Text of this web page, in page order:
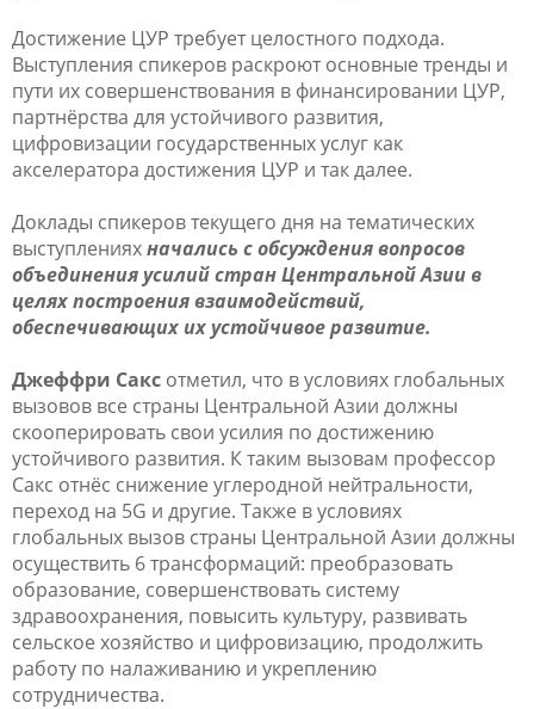
Достижение ЦУР требует целостного подхода.
Выступления спикеров раскроют основные тренды и
пути их совершенствования в финансировании ЦУР,
партнёрства для устойчивого развития,
цифровизации государственных услуг как
акселератора достижения ЦУР и так далее.
Доклады спикеров текущего дня на тематических
выступленияхначались с обсуждения вопросов
объединения усилий стран Центральной Азии в
целях построения взаимодействий,
обеспечивающих их устойчивое развитие.
Джеффри Сакс отметил, что в условиях глобальных
вызовов все страны Центральной Азии должны
скооперировать свои усилия по достижению
устойчивого развития. К таким вызовам профессор
Сакс отнёс снижение углеродной нейтральности,
переход на 5G и другие. Также в условиях
глобальных вызов страны Центральной Азии должны
осуществить 6 трансформаций: преобразовать
образование, совершенствовать систему
здравоохранения, повысить культуру, развивать
сельское хозяйство и цифровизацию, продолжить
работу по налаживанию и укреплению
сотрудничества.